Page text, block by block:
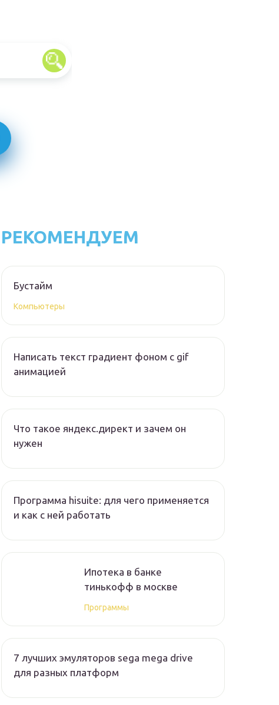
РЕКОМЕНДУЕМ
Бустайм
Компьютеры
Написать текст градиент фоном с gif
анимацией
Что такое яндекс.директ и зачем он
нужен
Программа hisuite: для чего применяется
и как с ней работать
Ипотека в банке
тинькофф в москве
Программы
7 лучших эмуляторов sega mega drive
для разных платформ